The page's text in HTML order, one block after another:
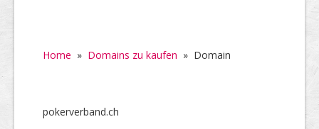
Home » Domains zu kaufen » Domain
pokerverband.ch